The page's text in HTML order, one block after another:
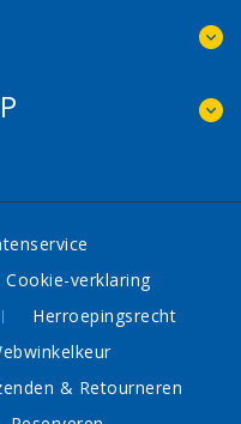
Cookie-verklaring
Herroepingsrecht
& Retourneren